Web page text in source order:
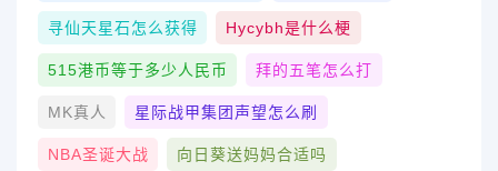
寻仙天星石怎么获得 Hycybh是什么梗
515港币等于多少人民币 拜的五笔怎么打
MK真人 星际战甲集团声望怎么刷
NBA圣诞大战 向日葵送妈妈合适吗